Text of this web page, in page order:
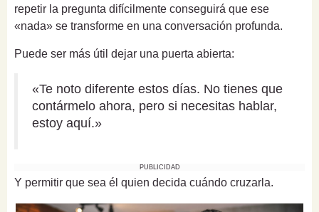
repetir la pregunta difícilmente conseguirá que ese
«nada» se transforme en una conversación profunda.
Puede ser más útil dejar una puerta abierta:
«Te noto diferente estos días. No tienes que
contármelo ahora, pero si necesitas hablar,
estoy aquí.»
PUBLICIDAD
Y permitir que sea él quien decida cuándo cruzarla.